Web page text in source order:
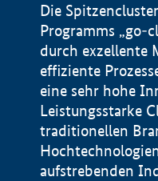
Die
Programms „go-
durch exzellente
effiziente
eine sehr hohe
Leistungsstarke
traditionellen
aufstrebenden